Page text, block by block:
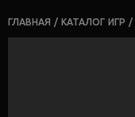
ГЛАВНАЯ / КАТАЛОГ ИГР /